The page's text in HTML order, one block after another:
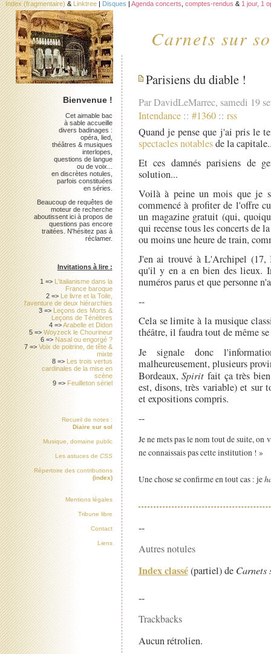
Carnets sur
Index (fragmentaire) & Linktree | Disques | Agenda concerts comptes-rendus & 1 jour, 1
Parisiens du diable !
Par DavidLeMarrec, samedi 19
Intendance :: #1360 :: rss
Quand je pense que j'ai pris le
spectacles notablesde la
Et ces damnés parisiens de
solution...
Voilà à peine un mois que je
commencé à profiter de l'offre
un magazine gratuit (qui,
qui recense tous les concerts de
ou moins une heure de train,
J'en ai trouvé à L'Archipel (17,
qu'il y en a en bien des lieux.
numéros parus et que personne
--
Cela se limite à la musique
théâtre, il faudra tout de même
Je signale donc
malheureusement, plusieurs
Bordeaux,Spirit fait ça très
est, disons, très variable) et sur
et expositions compris.
--
Je ne mets pas le nom tout de suite,
ne connaissais pas cette institution ! »
Une chose se confirme en tout cas : je
--
Autres notules
Index classé(partiel) de Carnets
--
Trackbacks
Aucun rétrolien.
Bienvenue !
Cet aimable bac
à sable accueille
divers badinages :
opéra, lied,
théâtres & musiques
interlopes,
questions de langue
ou de voix...
en discrètes notules,
parfois constituées
en séries.
Beaucoup de requêtes de
moteur de recherche
aboutissent ici à propos de
questions pas encore
traitées. N'hésitez pas à
réclamer.
Invitations à lire :
1 => L'italianisme dans la
France baroque
2 => Le livre et la Toile,
l'aventure de deux hiérarchies
3 => Leçons des Morts &
Leçons de Ténèbres
4 =>Arabelle et Didon
5 =>Woyzeck le Chourineur
6 => Nasal ou engorgé ?
7 =>Voix de poitrine, de tête &
mixte
8 => Les trois vertus
cardinales de la mise en
scène
9 => Feuilleton sériel
Recueil de notes :
Diaire sur sol
Musique, domaine public
Les astuces de CSS
Répertoire des contributions
(index)
Mentions légales
Tribune libre
Contact
Liens